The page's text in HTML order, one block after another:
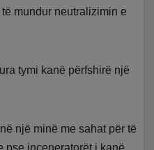
mundur neutralizimin e
tymi kanë përfshirë një
një minë me sahat për të